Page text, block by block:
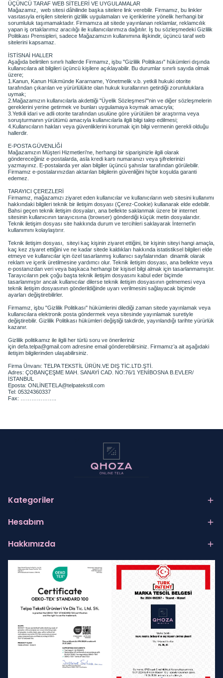
ÜÇÜNCÜ TARAF WEB SİTELERİ VE UYGULAMALAR
Mağazamız, web sitesi dâhilinde başka sitelere link verebilir. Firmamız, bu linkler
vasıtasıyla erişilen sitelerin gizlilik uygulamaları ve içeriklerine yönelik herhangi bir
sorumluluk taşımamaktadır. Firmamıza ait sitede yayınlanan reklamlar, reklamcılık
yapan iş ortaklarımız aracılığı ile kullanıcılarımıza dağıtılır. İş bu sözleşmedeki Gizlilik
Politikası Prensipleri, sadece Mağazamızın kullanımına ilişkindir, üçüncü taraf web
sitelerini kapsamaz.
İSTİSNAİ HALLER
Aşağıda belirtilen sınırlı hallerde Firmamız, işbu "Gizlilik Politikası" hükümleri dışında
kullanıcılara ait bilgileri üçüncü kişilere açıklayabilir. Bu durumlar sınırlı sayıda olmak
üzere;
1.Kanun, Kanun Hükmünde Kararname, Yönetmelik v.b . yetkili hukuki otorite
tarafından çıkarılan ve yürürlülükte olan hukuk kurallarının getirdiği zorunluluklara
uymak;
2.Mağazamızın kullanıcılarla akdettiği "Üyelik Sözleşmesi"'nin ve diğer sözleşmelerin
gereklerini yerine getirmek ve bunları uygulamaya koymak amacıyla;
3.Yetkili idari ve adli otorite tarafından usulüne göre yürütülen bir araştırma veya
soruşturmanın yürütümü amacıyla kullanıcılarla ilgili bilgi talep edilmesi;
4.Kullanıcıların hakları veya güvenliklerini korumak için bilgi vermenin gerekli olduğu
hallerdir.
E-POSTA GÜVENLİĞİ
Mağazamızın Müşteri Hizmetleri’ne, herhangi bir siparişinizle ilgili olarak
göndereceğiniz e-postalarda, asla kredi kartı numaranızı veya şifrelerinizi
yazmayınız. E-postalarda yer alan bilgiler üçüncü şahıslar tarafından görülebilir.
Firmamız e-postalarınızdan aktarılan bilgilerin güvenliğini hiçbir koşulda garanti
edemez.
TARAYICI ÇEREZLERİ
Firmamız, mağazamızı ziyaret eden kullanıcılar ve kullanıcıların web sitesini kullanımı
hakkındaki bilgileri teknik bir iletişim dosyası (Çerez-Cookie) kullanarak elde edebilir.
Bahsi geçen teknik iletişim dosyaları, ana bellekte saklanmak üzere bir internet
sitesinin kullanıcının tarayıcısına (browser) gönderdiği küçük metin dosyalarıdır.
Teknik iletişim dosyası site hakkında durum ve tercihleri saklayarak İnternet'in
kullanımını kolaylaştırır.
Teknik iletişim dosyası, siteyi kaç kişinin ziyaret ettiğini, bir kişinin siteyi hangi amaçla,
kaç kez ziyaret ettiğini ve ne kadar sitede kaldıkları hakkında istatistiksel bilgileri elde
etmeye ve kullanıcılar için özel tasarlanmış kullanıcı sayfalarından dinamik olarak
reklam ve içerik üretilmesine yardımcı olur. Teknik iletişim dosyası, ana bellekte veya
e-postanızdan veri veya başkaca herhangi bir kişisel bilgi almak için tasarlanmamıştır.
Tarayıcıların pek çoğu başta teknik iletişim dosyasını kabul eder biçimde
tasarlanmıştır ancak kullanıcılar dilerse teknik iletişim dosyasının gelmemesi veya
teknik iletişim dosyasının gönderildiğinde uyarı verilmesini sağlayacak biçimde
ayarları değiştirebilirler.
Firmamız, işbu "Gizlilik Politikası" hükümlerini dilediği zaman sitede yayınlamak veya
kullanıcılara elektronik posta göndermek veya sitesinde yayınlamak suretiyle
değiştirebilir. Gizlilik Politikası hükümleri değiştiği takdirde, yayınlandığı tarihte yürürlük
kazanır.
Gizlilik politikamız ile ilgili her türlü soru ve önerileriniz
için defa.telpa@gmail.com adresine email gönderebilirsiniz. Firmamız’a ait aşağıdaki
iletişim bilgilerinden ulaşabilirsiniz.
Firma Ünvanı: TELPA TEKSTİL ÜRÜN.VE DIŞ TİC.LTD.ŞTİ.
Adres: ÇOBANÇEŞME MAH. SANAYİ CAD. NO:76/1 YENİBOSNA B.EVLER/
İSTANBUL
Eposta: ONLİNETELA@telpatekstil.com
Tel: 05324360337
Fax:
Kategoriler
Hesabım
Hakkımızda